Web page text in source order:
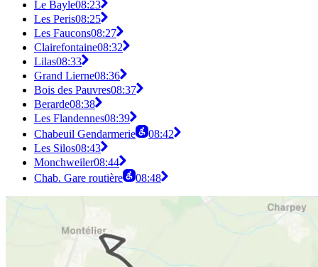
Le Bayle08:23
Les Peris08:25
Les Faucons08:27
Clairefontaine08:32
Lilas08:33
Grand Lierne08:36
Bois des Pauvres08:37
Berarde08:38
Les Flandennes08:39
Chabeuil Gendarmerie
08:42
Les Silos08:43
Monchweiler08:44
Chab. Gare routière
08:48